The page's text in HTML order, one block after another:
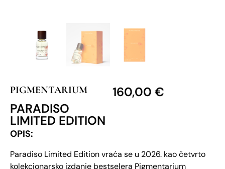
PIGMENTARIUM
PARADISO
LIMITED EDITION
160,00 €
OPIS:
Paradiso Limited Edition vraća se u 2026. kao četvrto
kolekcionarsko izdanje bestselera Pigmentarium